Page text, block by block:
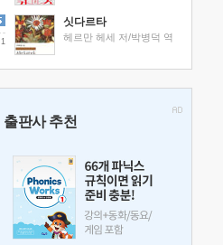
1
싯다르타
헤르만 헤세 저/박병덕 역
출판사 추천